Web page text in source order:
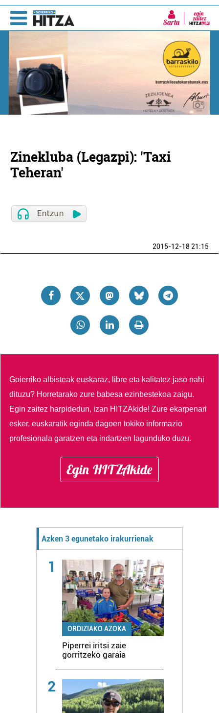
Sartu
Zinekluba (Legazpi): 'Taxi
Teheran'
2015-12-18 21:15
Goierriko albisteak euskaraz, libre eta kalitatez jaso nahi
dituzu? Horretarako zure babesa ezinbestekoa zaigu.
Egin zaitez harpidedun, izan HITZAkide!Zure ekarpenari
esker, euskaratik eginda dagoen tokiko informazio
profesionala garatzen eta indartzen lagunduko duzu.
Egin HITZAkide
Azken 3 egunetako irakurrienak
1
ORDIZIAKO AZOKA
Piperrei iritsi zaie
gorritzeko garaia
2